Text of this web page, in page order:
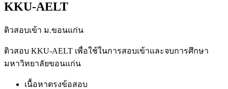
KKU-AELT
ติวสอบเข้า ม.ขอนแก่น
ติวสอบ KKU-AELT เพื่อใช้ในการสอบเข้าและจบการศึกษา
มหาวิทยาลัยขอนแก่น
เนื้อหาตรงข้อสอบ